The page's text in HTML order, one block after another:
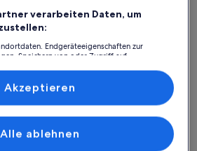
Suche nach Ferienwohnungen oder
Suche nach
verarbeiten Daten, um
Endgeräteeigenschaften zur
Speichern von oder Zugriff auf
und der Performance von Inhalten,
Entwicklung und Verbesserung von
Alle ablehnen
Akzeptieren